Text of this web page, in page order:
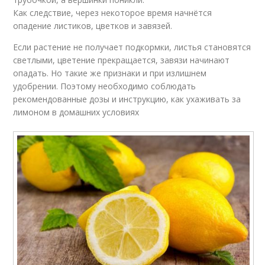
Как следствие, через некоторое время начнётся
опадение листиков, цветков и завязей.
Если растение не получает подкормки, листья становятся
светлыми, цветение прекращается, завязи начинают
опадать. Но такие же признаки и при излишнем
удобрении. Поэтому необходимо соблюдать
рекомендованные дозы и инструкцию, как ухаживать за
лимоном в домашних условиях